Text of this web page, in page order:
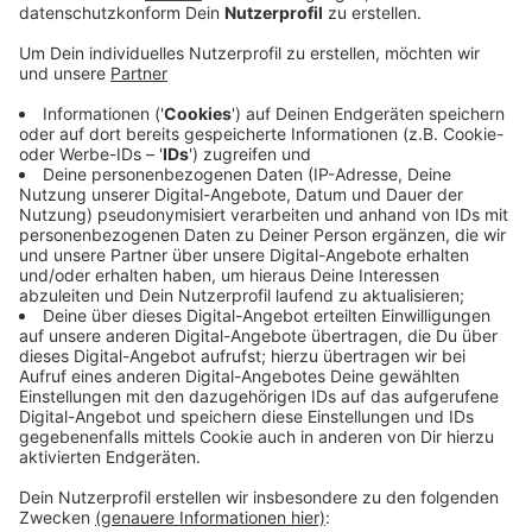
Herdecke: Monatelang wird die Straße einschließlich
Rad- und Fußweg zwischen Wetter und Herdecke
noch gesperrt sein. Mit mehreren Maßnahmen will die
Stadt Herdecke jetzt die Auswirkungen klein halten.
So sollen die Buslinien 553 und 555 öfter fahren, um
Anschlüsse am Bahnhof Wetter zu ermöglichen.
Da jetzt die B54 vermehrt als Ausweichstrecke
genutzt wird, will die Stadt eine Optimierung der
Ampelschaltung am Herdecker Bach erreichen. Auf
dem Wittbräucker Waldweg wird die Sperrung für die
Amphibien reduziert. Auch für den Ruhrtalradweg
suchten die Städte Herdecke und Wetter gemeinsam
nach einer Lösung.
Anzeige